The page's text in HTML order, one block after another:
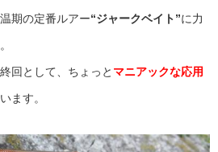
期の定番ルアー“ジャークベイト”に力
回として、ちょっと マニアックな応用
ます。